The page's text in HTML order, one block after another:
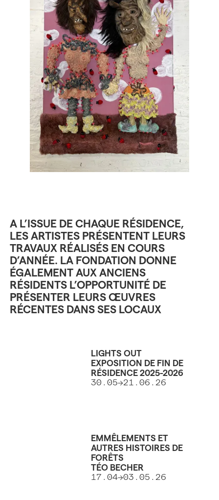
A L’ISSUE DE CHAQUE RÉSIDENCE,
LES ARTISTES PRÉSENTENT LEURS
TRAVAUX RÉALISÉS EN COURS
D’ANNÉE. LA FONDATION DONNE
ÉGALEMENT AUX ANCIENS
RÉSIDENTS L’OPPORTUNITÉ DE
PRÉSENTER LEURS ŒUVRES
RÉCENTES DANS SES LOCAUX
LIGHTS OUT
EXPOSITION DE FIN DE
RÉSIDENCE 2025-2026
30.05->21.06.26
EMMÊLEMENTS ET
AUTRES HISTOIRES DE
FORÊTS
TÉO BECHER
17.04->03.05.26